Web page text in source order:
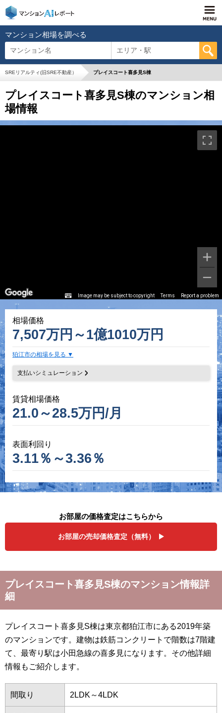
マンション相場を調べる
マンション名 エリア・駅
SREリアルティ(旧SRE不動産） プレイスコート喜多見S棟
プレイスコート喜多見S棟のマンション相
場情報
相場価格
7,507万円～1億1010万円
狛江市の相場を見る
支払いシミュレーション
賃貸相場価格
21.0～28.5万円/月
表面利回り
3.11％～3.36％
Image may be subject to copyright Terms Report a problem
お部屋の価格査定はこちらから
お部屋の売却価格査定（無料）
プレイスコート喜多見S棟のマンション情報詳
細
プレイスコート喜多見S棟は東京都狛江市にある2019年築
のマンションです。建物は鉄筋コンクリートで階数は7階建
て、最寄り駅は小田急線の喜多見になります。その他詳細
情報もご紹介します。
間取り 2LDK～4LDK